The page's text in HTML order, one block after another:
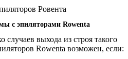
с эпиляторами Rowenta
случаев выхода из строя такого
Rowenta возможен, если: